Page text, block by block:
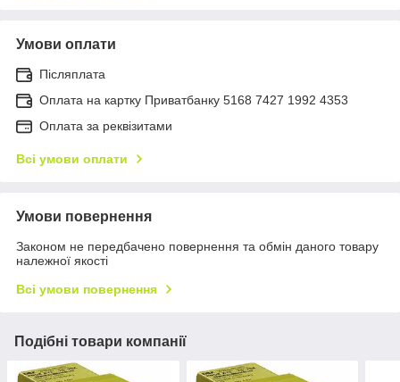
Умови оплати
Післяплата
Оплата на картку Приватбанку 5168 7427 1992 4353
Оплата за реквізитами
Всі умови оплати
Умови повернення
Законом не передбачено повернення та обмін даного товару
належної якості
Всі умови повернення
Подібні товари компанії